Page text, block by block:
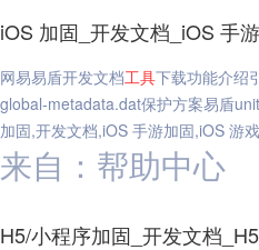
iOS 加固_开发文档_iOS 手
网易易盾开发文档工具下载功能介绍
global-metadata.dat保护方案易盾
加固,开发文档,iOS 手游加固,iOS 游
来自：帮助中心
H5/小程序加固_开发文档